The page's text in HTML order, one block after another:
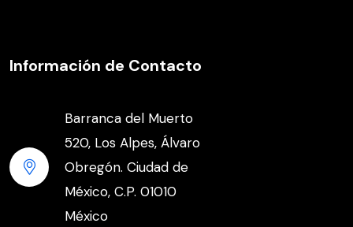
Información de Contacto
Barranca del Muerto
520, Los Alpes, Álvaro
Obregón. Ciudad de
México, C.P. 01010
México